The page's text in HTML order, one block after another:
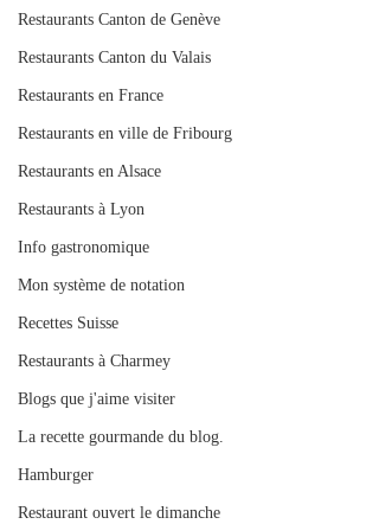
Restaurants Canton de Genève
Restaurants Canton du Valais
Restaurants en France
Restaurants en ville de Fribourg
Restaurants en Alsace
Restaurants à Lyon
Info gastronomique
Mon système de notation
Recettes Suisse
Restaurants à Charmey
Blogs que j'aime visiter
La recette gourmande du blog.
Hamburger
Restaurant ouvert le dimanche